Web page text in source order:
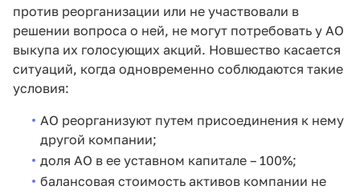
против реорганизации или не участвовали в
решении вопроса о ней, не могут потребовать у АО
выкупа их голосующих акций. Новшество касается
ситуаций, когда одновременно соблюдаются такие
условия:
АО реорганизуют путем присоединения к нему
другой компании;
доля АО в ее уставном капитале – 100%;
балансовая стоимость активов компании не